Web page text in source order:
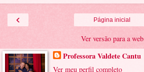
‹ Página inicial
Ver versão para a web
Professora Valdete Cantu
Ver meu perfil completo